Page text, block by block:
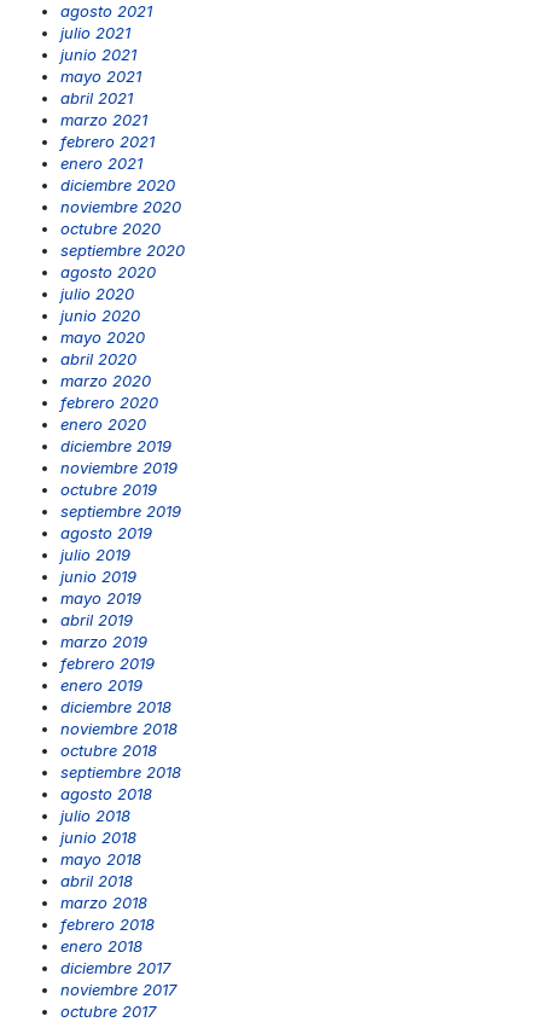
agosto 2021
julio 2021
junio 2021
mayo 2021
abril 2021
marzo 2021
febrero 2021
enero 2021
diciembre 2020
noviembre 2020
octubre 2020
septiembre 2020
agosto 2020
julio 2020
junio 2020
mayo 2020
abril 2020
marzo 2020
febrero 2020
enero 2020
diciembre 2019
noviembre 2019
octubre 2019
septiembre 2019
agosto 2019
julio 2019
junio 2019
mayo 2019
abril 2019
marzo 2019
febrero 2019
enero 2019
diciembre 2018
noviembre 2018
octubre 2018
septiembre 2018
agosto 2018
julio 2018
junio 2018
mayo 2018
abril 2018
marzo 2018
febrero 2018
enero 2018
diciembre 2017
noviembre 2017
octubre 2017